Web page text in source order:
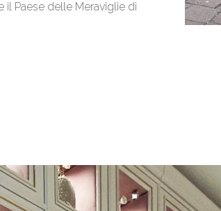
il Paese delle Meraviglie di